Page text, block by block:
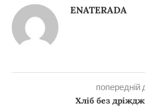
ENATERADA
попередній
Хліб без